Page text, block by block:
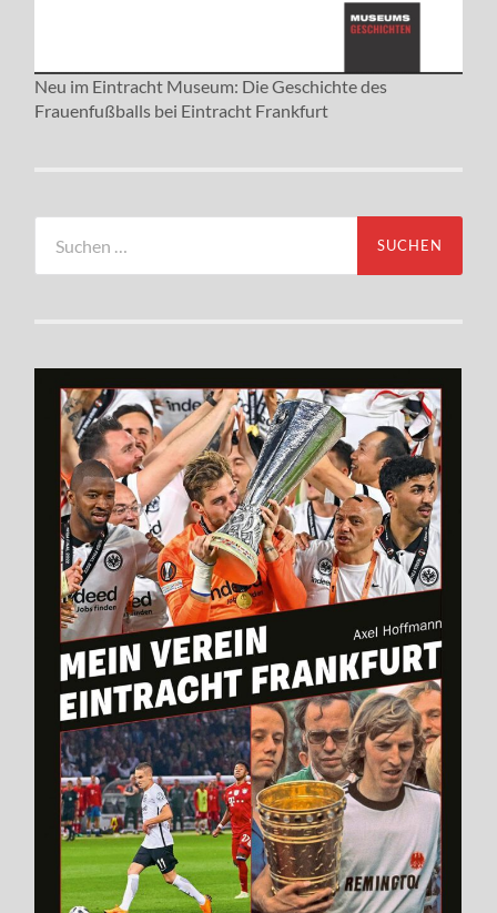
Neu im Eintracht Museum: Die Geschichte des
Frauenfußballs bei Eintracht Frankfurt
nach: